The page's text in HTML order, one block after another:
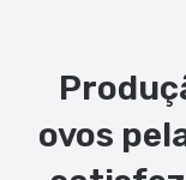
ovos